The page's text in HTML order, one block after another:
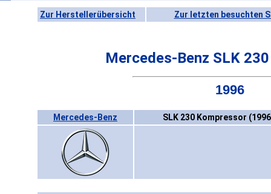
Zur Herstellerübersicht Zur letzten besuchten
Mercedes-Benz SLK
1996
Mercedes-Benz SLK 230 Kompressor